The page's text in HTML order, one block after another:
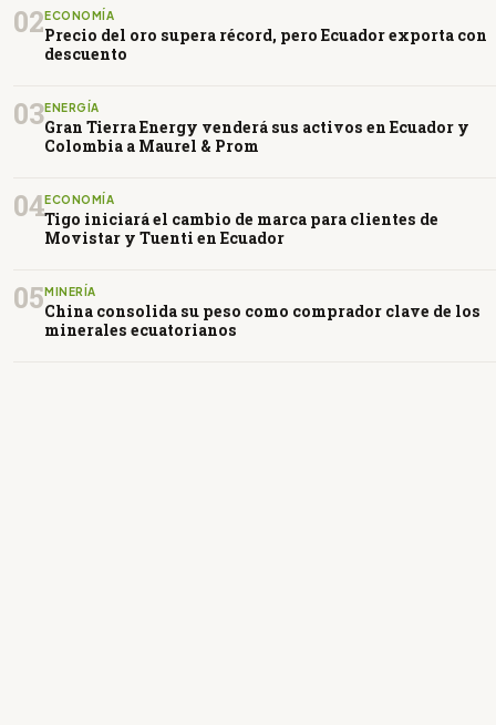
02ECONOMÍA
Precio del oro supera récord, pero Ecuador exporta con
descuento
03ENERGÍA
Gran Tierra Energy venderá sus activos en Ecuador y
Colombia a Maurel & Prom
04ECONOMÍA
Tigo iniciará el cambio de marca para clientes de
Movistar y Tuenti en Ecuador
05MINERÍA
China consolida su peso como comprador clave de los
minerales ecuatorianos